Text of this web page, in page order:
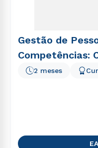
Gestão de
Competências:
2 meses